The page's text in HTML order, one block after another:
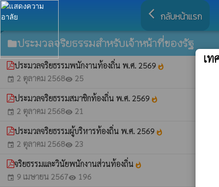
arrow_back_ios กลับหน้าแรก
folderประมวลจริยธรรมสำหรับเจ้าหน้าที่ของรัฐ
ประมวลจริยธรรมพนักงานท้องถิ่น พ.ศ. 2569 whatshot
event 2 ตุลาคม 2568visibility 25
ประมวลจริยธรรมสมาชิกท้องถิ่น พ.ศ. 2569 whatshot
event 2 ตุลาคม 2568visibility 21
ประมวลจริยธรรมผู้บริหารท้องถิ่น พ.ศ. 2569 whatshot
event 2 ตุลาคม 2568visibility 23
จริยธรรมและวินัยพนักงานส่วนท้องถิ่น whatshot
event 9 เมษายน 2567visibility 196
เ